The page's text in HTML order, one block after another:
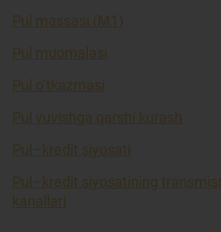
Pul massasi (M1)
Pul muomalasi
Pul o’tkazmasi
Pul yuvishga qarshi kurash
Pul–kredit siyosati
Pul–kredit siyosatining
kanallari